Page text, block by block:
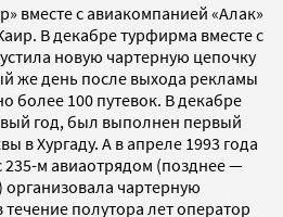
вместе с авиакомпанией «Алак»
В декабре турфирма вместе с
новую чартерную цепочку
же день после выхода рекламы
более 100 путевок. В декабре
год, был выполнен первый
в Хургаду. А в апреле 1993 года
235-м авиаотрядом (позднее —
чартерную
полутора лет оператор